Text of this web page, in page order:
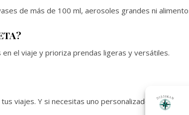
de más de 100 ml, aerosoles grandes ni
el viaje y prioriza prendas ligeras y versátiles.
viajes. Y si necesitas uno personalizado,